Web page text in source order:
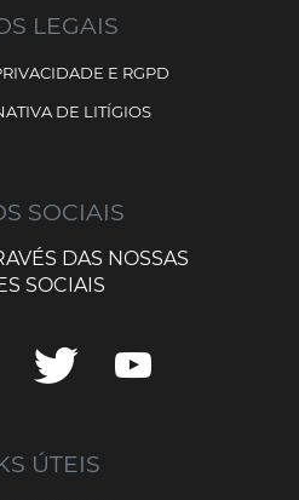
LEGAIS
E RGPD
DE LITÍGIOS
SOCIAIS
DAS NOSSAS
SOCIAIS
ÚTEIS